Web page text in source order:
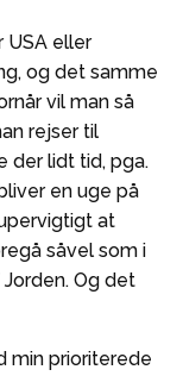
USA eller
og det samme
vil man så
rejser til
der lidt tid, pga.
en uge på
at
såvel som i
Og det
min prioriterede